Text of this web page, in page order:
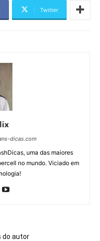
Twitter
dicas.com
uma das maiores
no mundo. Viciado em
do autor